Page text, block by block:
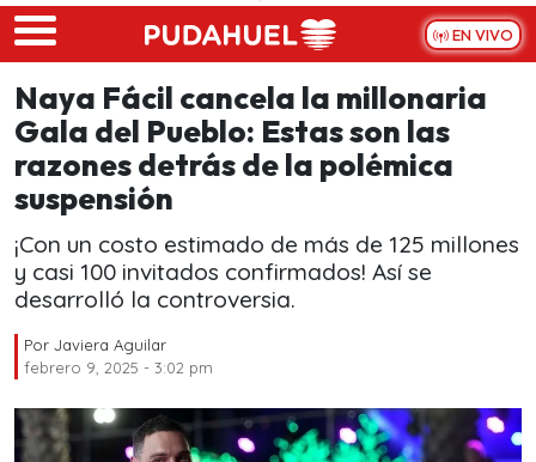
Skip to main content
EN VIVO
Naya Fácil cancela la millonaria
Gala del Pueblo: Estas son las
razones detrás de la polémica
suspensión
¡Con un costo estimado de más de 125 millones
y casi 100 invitados confirmados! Así se
desarrolló la controversia.
Por Javiera Aguilar
febrero 9, 2025 - 3:02 pm